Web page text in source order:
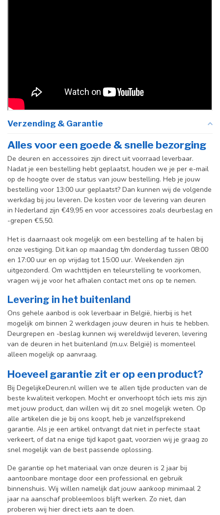
Verzending & Garantie
Alles voor een goede & snelle bezorging
De deuren en accessoires zijn direct uit voorraad leverbaar.
Nadat je een bestelling hebt geplaatst, houden we je per e-mail
op de hoogte over de status van jouw bestelling. Heb je jouw
bestelling voor 13:00 uur geplaatst? Dan kunnen wij de volgende
werkdag bij jou leveren. De kosten voor de levering van deuren
in Nederland zijn €49,95 en voor accessoires zoals deurbeslag en
-grepen €5,50.
Het is daarnaast ook mogelijk om een bestelling af te halen bij
onze vestiging. Dit kan op maandag t/m donderdag tussen 08:00
en 17:00 uur en op vrijdag tot 15:00 uur. Weekenden zijn
uitgezonderd. Om wachttijden en teleurstelling te voorkomen,
vragen wij je voor het afhalen contact met ons op te nemen.
Levering in het buitenland
Ons gehele aanbod is ook leverbaar in België, hierbij is het
mogelijk om binnen 2 werkdagen jouw deuren in huis te hebben.
Deurgrepen en -beslag kunnen wij wereldwijd leveren, levering
van de deuren in het buitenland (m.u.v. België) is momenteel
alleen mogelijk op aanvraag.
Hoeveel garantie zit er op een product?
Bij DegelijkeDeuren.nl willen we te allen tijde producten van de
beste kwaliteit verkopen. Mocht er onverhoopt tóch iets mis zijn
met jouw product, dan willen wij dit zo snel mogelijk weten. Op
alle artikelen die je bij ons koopt, heb je vanzelfsprekend
garantie. Als je een artikel ontvangt dat niet in perfecte staat
verkeert, of dat na enige tijd kapot gaat, voorzien wij je graag zo
snel mogelijk van de best passende oplossing.
De garantie op het materiaal van onze deuren is 2 jaar bij
aantoonbare montage door een professional en gebruik
binnenshuis. Wij willen namelijk dat jouw aankoop minimaal 2
jaar na aanschaf probleemloos blijft werken. Zo niet, dan
proberen wij hier direct iets aan te doen.